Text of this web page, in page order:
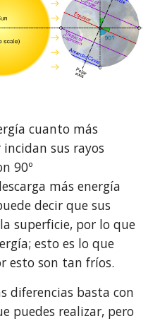
cuanto más
sus rayos
90º
más energía
decir que sus
superficie, por lo que
esto es lo que
esto son tan fríos.
diferencias basta con
puedes realizar, pero